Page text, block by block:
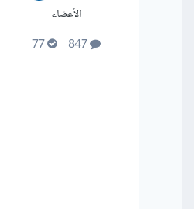
الأعضاء
847
77